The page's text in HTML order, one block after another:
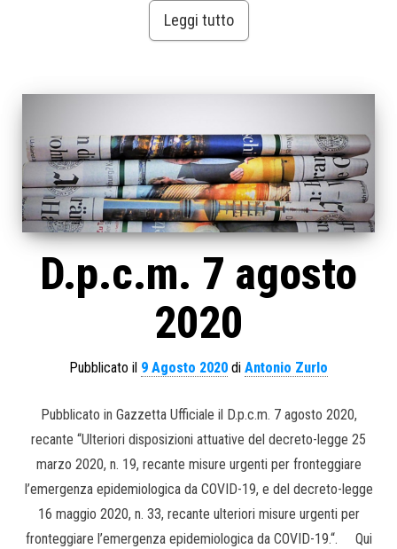
Leggi tutto
D.p.c.m. 7 agosto
2020
Pubblicato il 9 Agosto 2020 di Antonio Zurlo
Pubblicato in Gazzetta Ufficiale il D.p.c.m. 7 agosto 2020,
recante “Ulteriori disposizioni attuative del decreto-legge 25
marzo 2020, n. 19, recante misure urgenti per fronteggiare
l’emergenza epidemiologica da COVID-19, e del decreto-legge
16 maggio 2020, n. 33, recante ulteriori misure urgenti per
fronteggiare l’emergenza epidemiologica da COVID-19.“. Qui